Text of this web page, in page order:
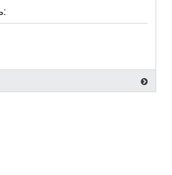
на одной волне.
всё масштабнее и
событий лета в Казани.